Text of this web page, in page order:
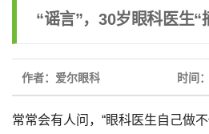
“谣言”，30岁眼科医生“
作者：爱尔眼科 时间
常常会有人问，“眼科医生自己做